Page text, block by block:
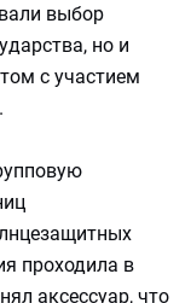
выбор
но и
с участием
проходила в
аксессуар, что